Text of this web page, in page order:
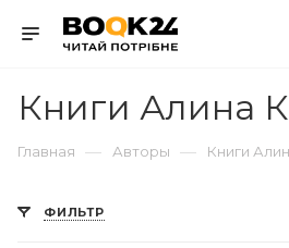
Книги Алина
Главная — Авторы — Книги
ФИЛЬТР